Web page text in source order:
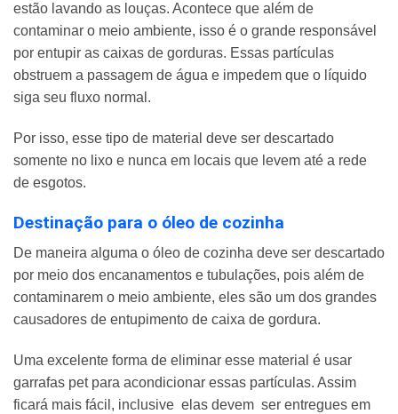
estão lavando as louças. Acontece que além de
contaminar o meio ambiente, isso é o grande responsável
por entupir as caixas de gorduras. Essas partículas
obstruem a passagem de água e impedem que o líquido
siga seu fluxo normal.
Por isso, esse tipo de material deve ser descartado
somente no lixo e nunca em locais que levem até a rede
de esgotos.
Destinação para o óleo de cozinha
De maneira alguma o óleo de cozinha deve ser descartado
por meio dos encanamentos e tubulações, pois além de
contaminarem o meio ambiente, eles são um dos grandes
causadores de entupimento de caixa de gordura.
Uma excelente forma de eliminar esse material é usar
garrafas pet para acondicionar essas partículas. Assim
ficará mais fácil, inclusive elas devem ser entregues em